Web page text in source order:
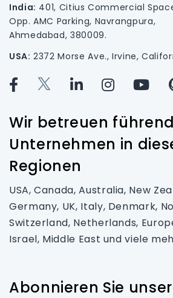
India: 401, Citius Commercial
Opp. AMC Parking, Navrangpura,
Ahmedabad, 380009.
USA: 2372 Morse Ave., Irvine,
Wir betreuen
Unternehmen in
Regionen
USA, Canada, Australia, New
Germany, UK, Italy, Denmark,
Switzerland, Netherlands,
Israel, Middle East und viele
Abonnieren Sie